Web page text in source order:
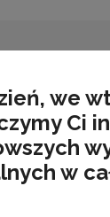
we
Ci
w